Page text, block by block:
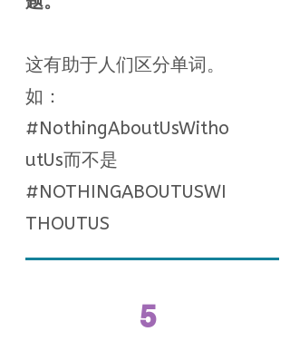
这有助于人们区分单词。
如：
#NothingAboutUsWitho
utUs而不是
#NOTHINGABOUTUSWI
THOUTUS
5